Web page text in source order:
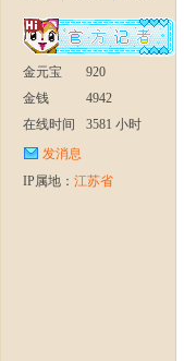
天
金元宝
920
金钱
4942
在线时间
3581 小时
发消息
IP属地： 江苏省